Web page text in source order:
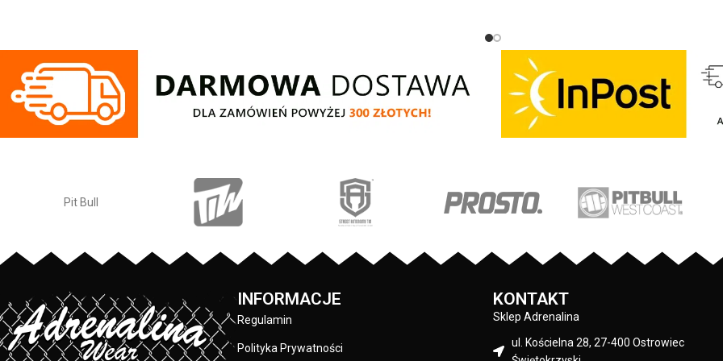
przed otarciami - duży nadruk Pitbull z
przodu - skład materiału: 100% bawełna
chroniąca przed otarciami - duży nadruk z
przodu - nadruki wykonane
specjalistyczną technologią sitodruku
skład materiału: 100% bawełna
Producent: Pit Bull Kolor: Biały
od wewnętrznej strony kołnierza
chroniąca przed otarciami - duży
kolorowy nadruk z przodu - mały nadruk
PitBull na karku - nadruki wykonane
specjalistyczną technologią sitodruku
skład materiału: 100% bawełna
Producent: Pit Bull Kolor: Biały
INFORMACJE
Regulamin
Polityka Prywatności
KONTAKT
Sklep Adrenalina
ul. Kościelna 28, 27-400 Ostrowiec